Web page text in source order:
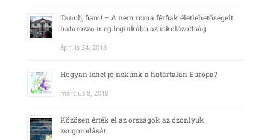
Tanulj, fiam! – A nem roma férfiak életlehetőségeit
határozza meg leginkább az iskolázottság
április 24, 2018
Hogyan lehet jó nekünk a határtalan Európa?
március 8, 2018
Közösen érték el az országok az ózonlyuk
zsugorodását